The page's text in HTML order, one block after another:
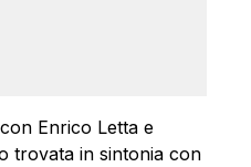
Enrico Letta e
trovata in sintonia con